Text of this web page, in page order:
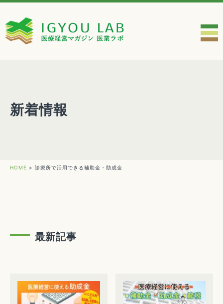
新着情報
HOME > 診療所で活用できる補助金・助成金
最新記事